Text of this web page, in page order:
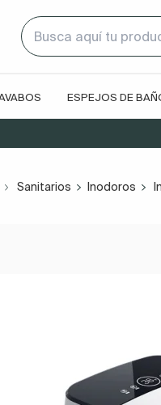
ESPEJOS DE
Sanitarios Inodoros